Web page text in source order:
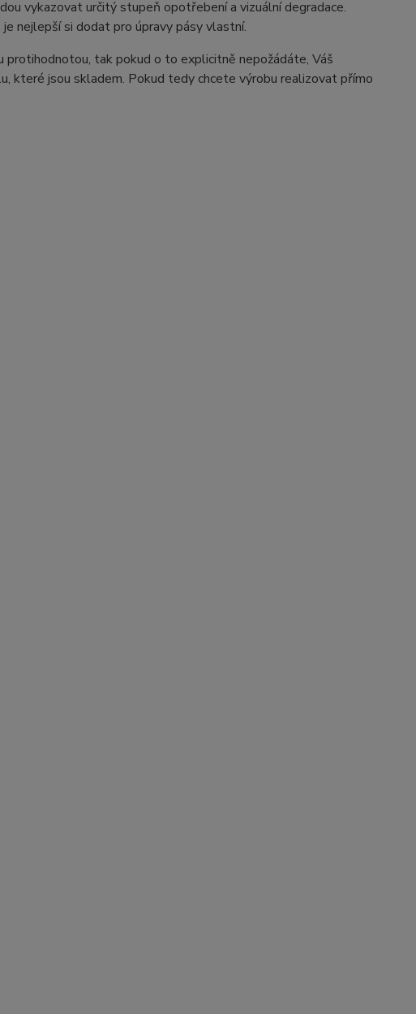
vykazovat určitý stupeň opotřebení a vizuální degradace.
nejlepší si dodat pro úpravy pásy vlastní.
tak pokud o to explicitně nepožádáte, Váš
které jsou skladem. Pokud tedy chcete výrobu realizovat přímo